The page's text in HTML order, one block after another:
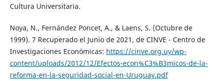
Cultura Universitaria.
Noya, N., Fernández Poncet, A., & Laens, S. (Octubre de
1999). 7 Recuperado el Junio de 2021, de CINVE - Centro de
Investigaciones Económicas: https://cinve.org.uy/wp-
content/uploads/2012/12/Efectos-econ%C3%B3micos-de-la-
reforma-en-la-seguridad-social-en-Uruguay.pdf